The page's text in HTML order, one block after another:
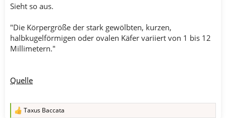
Sieht so aus.
"Die Körpergröße der stark gewölbten, kurzen,
halbkugelförmigen oder ovalen Käfer variiert von 1 bis 12
Millimetern."
Quelle
R
Taxus Baccata